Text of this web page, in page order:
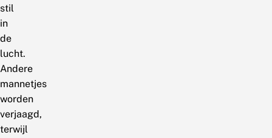
stil
in
de
lucht.
Andere
mannetjes
worden
verjaagd,
terwijl